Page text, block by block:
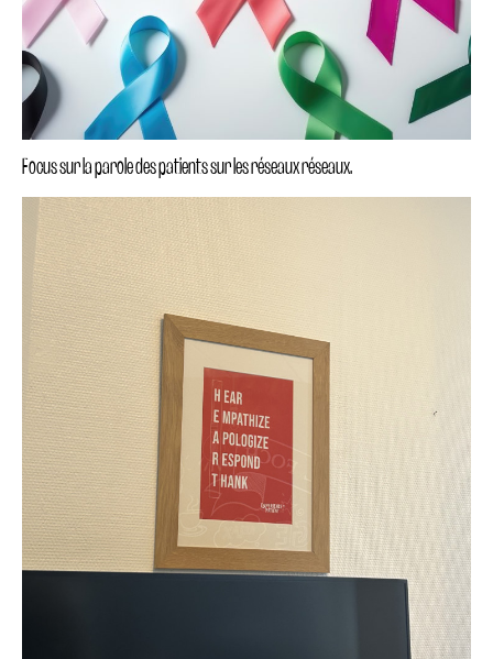
Focus sur la parole des patients sur les réseaux réseaux.